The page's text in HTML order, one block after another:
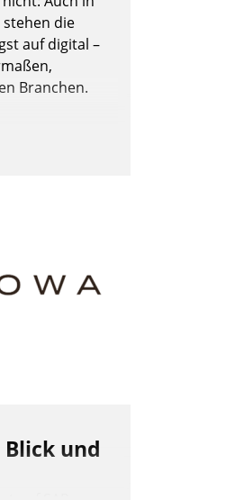
die
auf digital –
Branchen.
und